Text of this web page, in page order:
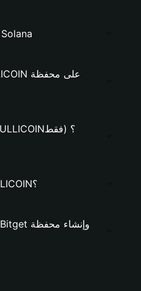
التطبيقات اللامركزية على Solana
ما هي أفضل محفظة PULLICOIN؟